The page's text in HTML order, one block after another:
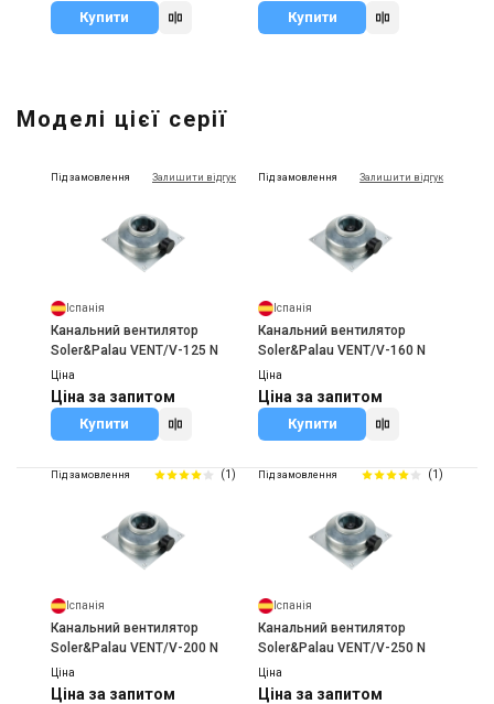
Купити Купити
Моделі цієї серії
Під замовлення Залишити відгук
Іспанія
Канальний вентилятор
Soler&Palau VENT/V-125 N
Ціна
Ціна за запитом
Купити
Під замовлення Залишити відгук
Іспанія
Канальний вентилятор
Soler&Palau VENT/V-160 N
Ціна
Ціна за запитом
Купити
Під замовлення (1)
Іспанія
Канальний вентилятор
Soler&Palau VENT/V-200 N
Ціна
Ціна за запитом
Під замовлення (1)
Іспанія
Канальний вентилятор
Soler&Palau VENT/V-250 N
Ціна
Ціна за запитом